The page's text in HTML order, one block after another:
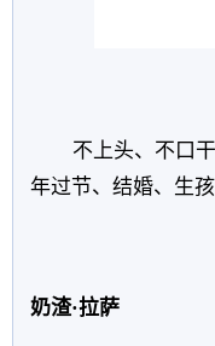
不上头、不口
年过节、结婚、生
奶渣·拉萨